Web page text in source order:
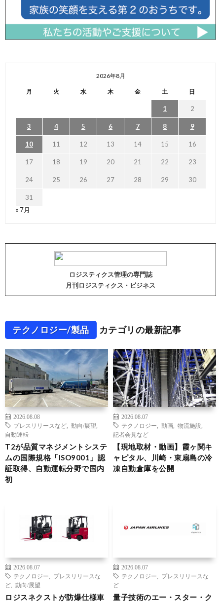
2026年8月
月 火 水 木 金 土 日
1 2
3 4 5 6 7 8 9
10 11 12 13 14 15 16
17 18 19 20 21 22 23
24 25 26 27 28 29 30
31
« 7月
ロジスティクス管理の専門誌
月刊ロジスティクス・ビジネス
テクノロジー/製品 カテゴリの最新記事
2026.08.08
プレスリリースなど
動向/展望
自動運転
T2が品質マネジメントシステ
ムの国際規格「ISO9001」認
証取得、自動運転分野で国内
初
2026.08.07
テクノロジー
動画 物流施設
記者会見など
【現地取材・動画】霞ヶ関キ
ャピタル、川崎・東扇島の冷
凍自動倉庫を公開
2026.08.07
テクノロジー
プレスリリースな
ど
動向/展望
ロジスネクストが防爆仕様車
2026.08.07
テクノロジー
プレスリリースな
ど
量子技術のエー・スター・ク